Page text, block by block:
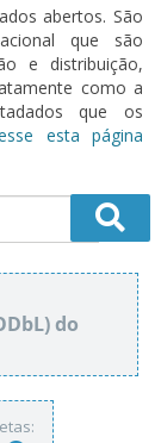
abertos. São
que são
e distribuição,
como a
que os
esta página
do